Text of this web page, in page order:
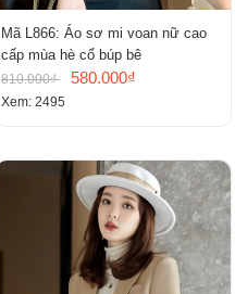
Mã L866: Áo sơ mi voan nữ cao
cấp mùa hè cổ búp bê
810.000₫ 580.000₫
Xem: 2495